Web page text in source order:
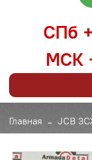
Главная JCB
СПб
МСК